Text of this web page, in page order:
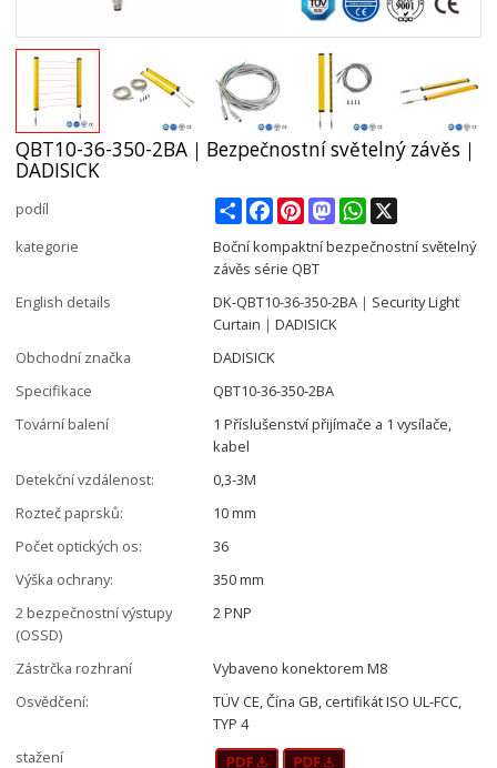
QBT10-36-350-2BA｜Bezpečnostní světelný závěs｜
DADISICK
podíl ShareFacebookPinterestMastodonWhatsApp
kategorie
Boční kompaktní bezpečnostní světelný
závěs série QBT
English details
DK-QBT10-36-350-2BA｜Security Light
Curtain｜DADISICK
Obchodní značka
DADISICK
Specifikace
QBT10-36-350-2BA
Tovární balení
1 Příslušenství přijímače a 1 vysílače,
kabel
Detekční vzdálenost:
0,3-3M
Rozteč paprsků:
10 mm
Počet optických os:
36
Výška ochrany:
350 mm
2 bezpečnostní výstupy
(OSSD)
2 PNP
Zástrčka rozhraní
Vybaveno konektorem M8
Osvědčení:
TÜV CE, Čína GB, certifikát ISO UL-FCC,
TYP 4
stažení